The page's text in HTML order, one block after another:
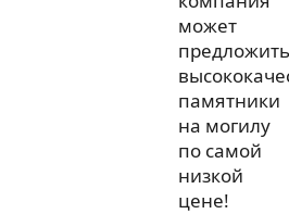
может
предложить
памятники
на могилу
по самой
низкой
цене!